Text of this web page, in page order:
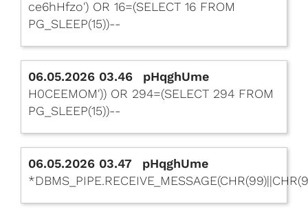
ce6hHfzo') OR 16=(SELECT 16 FROM
PG_SLEEP(15))--
06.05.2026 03.46
pHqghUme
H0CEEMOM')) OR 294=(SELECT 294 FROM
PG_SLEEP(15))--
06.05.2026 03.47
pHqghUme